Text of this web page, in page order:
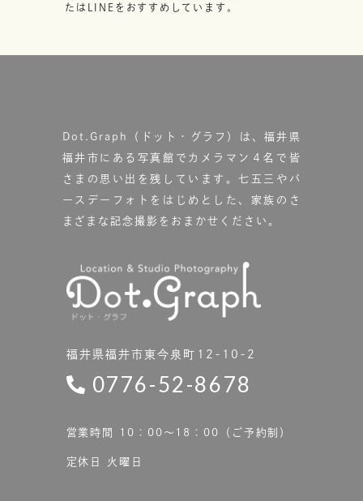
たはLINEをおすすめしています。
Dot.Graph（ドット・グラフ）は、福井県
福井市にある写真館で カメラマン４名で皆
さまの思い出を残しています。七五三やバ
ースデーフォトをはじめとした、家族のさ
まざまな記念撮影をおまかせください。
福井県福井市東今泉町12-10-2
0776-52-8678
営業時間 10：00〜18：00（ご予約制）
定休日 火曜日